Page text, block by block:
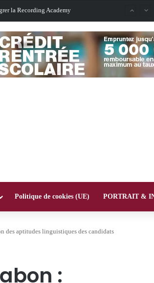
Politique de cookies (UE) PORTRAIT &
des aptitudes linguistiques des candidats
: